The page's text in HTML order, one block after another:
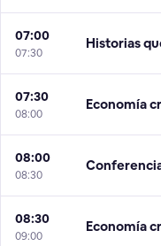
07:00
07:30
Historias
07:30
08:00
Economía
08:00
08:30
08:30
09:00
Economía